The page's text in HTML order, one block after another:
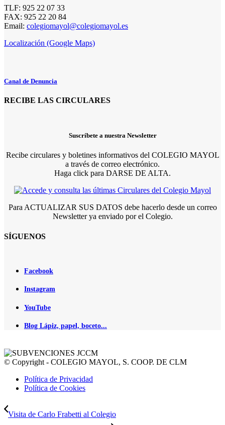
TLF: 925 22 07 33
FAX: 925 22 20 84
Email: colegiomayol@colegiomayol.es
Localización (Google Maps)
Canal de Denuncia
RECIBE LAS CIRCULARES
Suscríbete a nuestra Newsletter
Recibe circulares y boletines informativos del COLEGIO MAYOL
a través de correo electrónico.
Haga click para DARSE DE ALTA.
Para ACTUALIZAR SUS DATOS debe hacerlo desde un correo
Newsletter ya enviado por el Colegio.
SÍGUENOS
Facebook
Instagram
YouTube
Blog Lápiz, papel, boceto...
© Copyright - COLEGIO MAYOL, S. COOP. DE CLM
Política de Privacidad
Política de Cookies
Visita de Carlo Frabetti al Colegio